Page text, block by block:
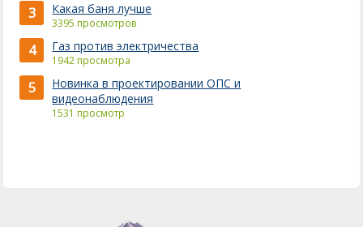
3 Какая баня лучше
3395 просмотров
4 Газ против электричества
1942 просмотра
5
Новинка в проектировании ОПС и
видеонаблюдения
1531 просмотр